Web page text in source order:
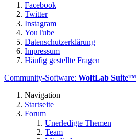
Facebook
Twitter
Instagram
YouTube
Datenschutzerklärung
Impressum
Häufig gestellte Fragen
Community-Software: WoltLab Suite™
Navigation
Startseite
Forum
Unerledigte Themen
Team